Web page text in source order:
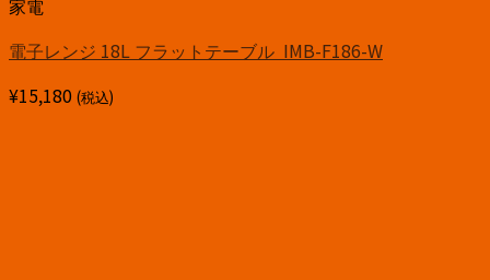
家電
電子レンジ 18L フラットテーブル IMB-F186-W
¥15,180 (税込)